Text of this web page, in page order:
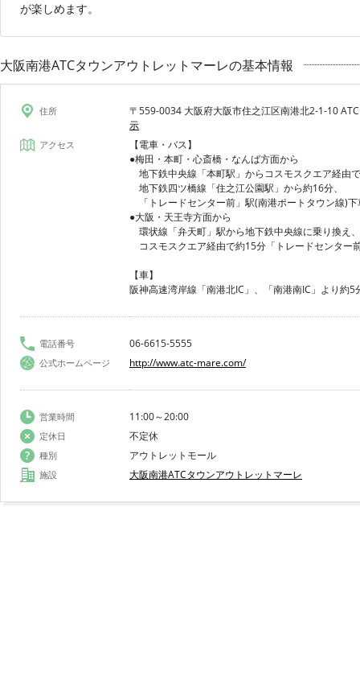
が楽しめます。
大阪南港ATCタウンアウトレットマーレの基本情報
住所
〒559-0034 大阪府大阪市住之江区南港北2-1-10
示
アクセス
【電車・バス】
●梅田・本町・心斎橋・なんば方面から
地下鉄中央線「本町駅」からコスモスクエア経由
地下鉄四ツ橋線「住之江公園駅」から約16分、
「トレードセンター前」駅(南港ポートタウン線)
●大阪・天王寺方面から
環状線「弁天町」駅から地下鉄中央線に乗り換え、
コスモスクエア経由で約15分「トレードセンター
【車】
阪神高速湾岸線「南港北IC」、「南港南IC」より約5
電話番号 06-6615-5555
公式ホームページ http://www.atc-mare.com/
営業時間 11:00～20:00
定休日 不定休
種別 アウトレットモール
施設 大阪南港ATCタウンアウトレットマーレ